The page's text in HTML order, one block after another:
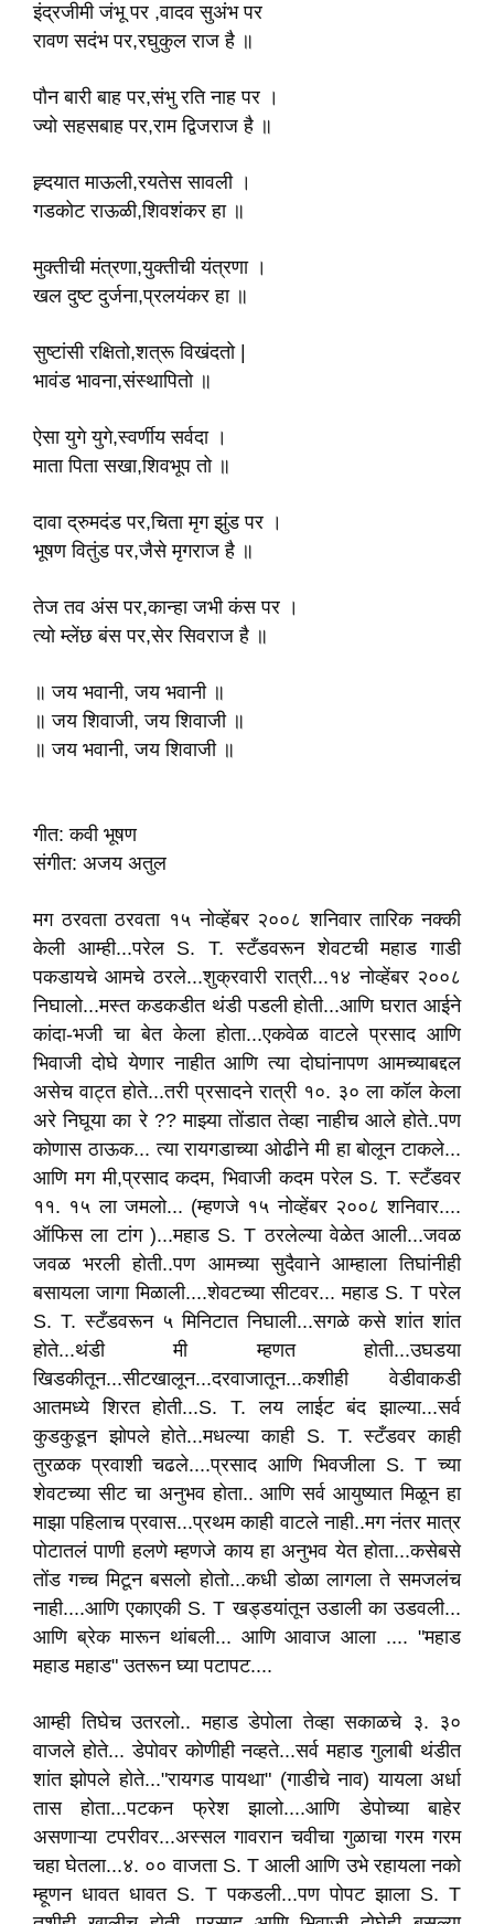
इंद्रजीमी जंभू पर ,वादव सुअंभ पर
रावण सदंभ पर,रघुकुल राज है ॥
पौन बारी बाह पर,संभु रति नाह पर ।
ज्यो सहसबाह पर,राम द्विजराज है ॥
ह्र्दयात माऊली,रयतेस सावली ।
गडकोट राऊळी,शिवशंकर हा ॥
मुक्तीची मंत्रणा,युक्तीची यंत्रणा ।
खल दुष्ट दुर्जना,प्रलयंकर हा ॥
सुष्टांसी रक्षितो,शत्रू विखंदतो |
भावंड भावना,संस्थापितो ॥
ऐसा युगे युगे,स्वर्णीय सर्वदा ।
माता पिता सखा,शिवभूप तो ॥
दावा द्रुमदंड पर,चिता मृग झुंड पर ।
भूषण वितुंड पर,जैसे मृगराज है ॥
तेज तव अंस पर,कान्हा जभी कंस पर ।
त्यो म्लेंछ बंस पर,सेर सिवराज है ॥
॥ जय भवानी, जय भवानी ॥
॥ जय शिवाजी, जय शिवाजी ॥
॥ जय भवानी, जय शिवाजी ॥
गीत: कवी भूषण
संगीत: अजय अतुल
मग ठरवता ठरवता १५ नोव्हेंबर २००८ शनिवार तारिक नक्की
केली आम्ही...परेल S. T. स्टँडवरून शेवटची महाड गाडी
पकडायचे आमचे ठरले...शुक्रवारी रात्री...१४ नोव्हेंबर २००८
निघालो...मस्त कडकडीत थंडी पडली होती...आणि घरात आईने
कांदा-भजी चा बेत केला होता...एकवेळ वाटले प्रसाद आणि
भिवाजी दोघे येणार नाहीत आणि त्या दोघांनापण आमच्याबद्दल
असेच वाट्त होते...तरी प्रसादने रात्री १०. ३० ला कॉल केला
अरे निघूया का रे ?? माझ्या तोंडात तेव्हा नाहीच आले होते..पण
कोणास ठाऊक... त्या रायगडाच्या ओढीने मी हा बोलून टाकले...
आणि मग मी,प्रसाद कदम, भिवाजी कदम परेल S. T. स्टँडवर
११. १५ ला जमलो... (म्हणजे १५ नोव्हेंबर २००८ शनिवार....
ऑफिस ला टांग )...महाड S. T ठरलेल्या वेळेत आली...जवळ
जवळ भरली होती..पण आमच्या सुदैवाने आम्हाला तिघांनीही
बसायला जागा मिळाली....शेवटच्या सीटवर... महाड S. T परेल
S. T. स्टँडवरून ५ मिनिटात निघाली...सगळे कसे शांत शांत
होते...थंडी मी म्हणत होती...उघडया
खिडकीतून...सीटखालून...दरवाजातून...कशीही वेडीवाकडी
आतमध्ये शिरत होती...S. T. लय लाईट बंद झाल्या...सर्व
कुडकुडून झोपले होते...मधल्या काही S. T. स्टँडवर काही
तुरळक प्रवाशी चढले....प्रसाद आणि भिवजीला S. T च्या
शेवटच्या सीट चा अनुभव होता.. आणि सर्व आयुष्यात मिळून हा
माझा पहिलाच प्रवास...प्रथम काही वाटले नाही..मग नंतर मात्र
पोटातलं पाणी हलणे म्हणजे काय हा अनुभव येत होता...कसेबसे
तोंड गच्च मिटून बसलो होतो...कधी डोळा लागला ते समजलंच
नाही....आणि एकाएकी S. T खड्डयांतून उडाली का उडवली...
आणि ब्रेक मारून थांबली... आणि आवाज आला .... "महाड
महाड महाड" उतरून घ्या पटापट....
आम्ही तिघेच उतरलो.. महाड डेपोला तेव्हा सकाळचे ३. ३०
वाजले होते... डेपोवर कोणीही नव्हते...सर्व महाड गुलाबी थंडीत
शांत झोपले होते..."रायगड पायथा" (गाडीचे नाव) यायला अर्धा
तास होता...पटकन फ्रेश झालो....आणि डेपोच्या बाहेर
असणाऱ्या टपरीवर...अस्सल गावरान चवीचा गुळाचा गरम गरम
चहा घेतला...४. ०० वाजता S. T आली आणि उभे रहायला नको
म्हूणन धावत धावत S. T पकडली...पण पोपट झाला S. T